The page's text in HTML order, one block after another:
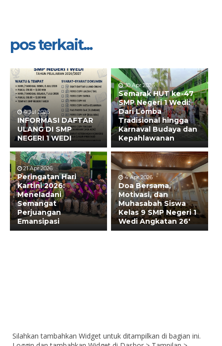
pos terkait...
4 Jul 2026
INFORMASI DAFTAR
ULANG DI SMP
NEGERI 1 WEDI
30 Apr 2026
Semarak HUT ke-47
SMP Negeri 1 Wedi:
Dari Lomba
Tradisional hingga
Karnaval Budaya dan
Kepahlawanan
21 Apr 2026
Peringatan Hari
Kartini 2026:
Meneladani
Semangat
Perjuangan
Emansipasi
4 Apr 2026
Doa Bersama,
Motivasi, dan
Muhasabah Siswa
Kelas 9 SMP Negeri 1
Wedi Angkatan 26′
Silahkan tambahkan Widget untuk ditampilkan di bagian ini.